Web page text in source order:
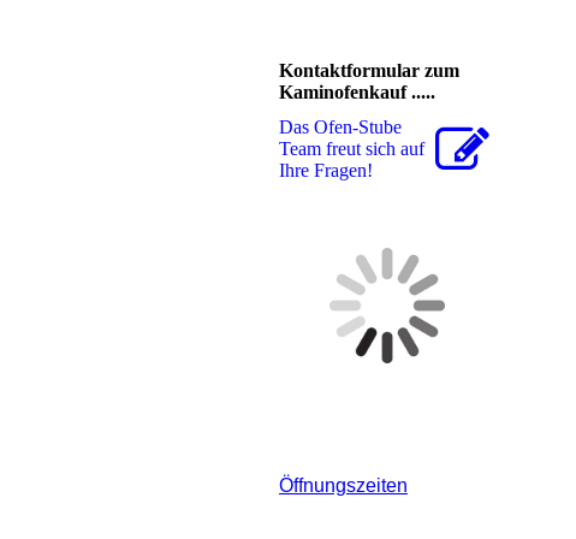
Kontaktformular zum
Kaminofenkauf .....
Das Ofen-Stube
Team freut sich auf
Ihre Fragen!
Öffnungszeiten